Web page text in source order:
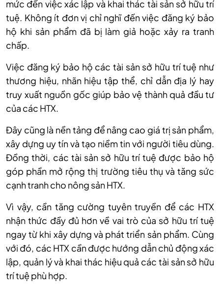
mức đến việc xác lập và khai thác tài sản sở hữu trí
tuệ. Không ít đơn vị chỉ nghĩ đến việc đăng ký bảo
hộ khi sản phẩm đã bị làm giả hoặc xảy ra tranh
chấp.
Việc đăng ký bảo hộ các tài sản sở hữu trí tuệ như
thương hiệu, nhãn hiệu tập thể, chỉ dẫn địa lý hay
truy xuất nguồn gốc giúp bảo vệ thành quả đầu tư
của các HTX.
Đây cũng là nền tảng để nâng cao giá trị sản phẩm,
xây dựng uy tín và tạo niềm tin với người tiêu dùng.
Đồng thời, các tài sản sở hữu trí tuệ được bảo hộ
góp phần mở rộng thị trường tiêu thụ và tăng sức
cạnh tranh cho nông sản HTX.
Vì vậy, cần tăng cường tuyên truyền để các HTX
nhận thức đầy đủ hơn về vai trò của sở hữu trí tuệ
ngay từ khi xây dựng và phát triển sản phẩm. Cùng
với đó, các HTX cần được hướng dẫn chủ động xác
lập, quản lý và khai thác hiệu quả các tài sản sở hữu
trí tuệ phù hợp.